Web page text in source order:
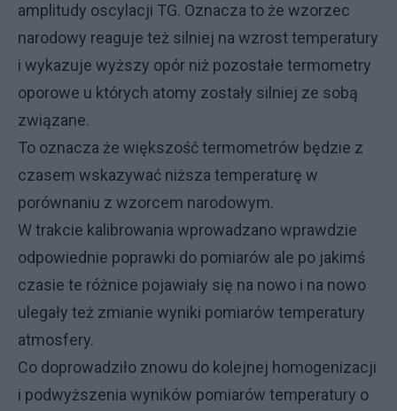
amplitudy oscylacji TG. Oznacza to że wzorzec
narodowy reaguje też silniej na wzrost temperatury
i wykazuje wyższy opór niż pozostałe termometry
oporowe u których atomy zostały silniej ze sobą
związane.
To oznacza że większość termometrów będzie z
czasem wskazywać niższa temperaturę w
porównaniu z wzorcem narodowym.
W trakcie kalibrowania wprowadzano wprawdzie
odpowiednie poprawki do pomiarów ale po jakimś
czasie te różnice pojawiały się na nowo i na nowo
ulegały też zmianie wyniki pomiarów temperatury
atmosfery.
Co doprowadziło znowu do kolejnej homogenizacji
i podwyższenia wyników pomiarów temperatury o